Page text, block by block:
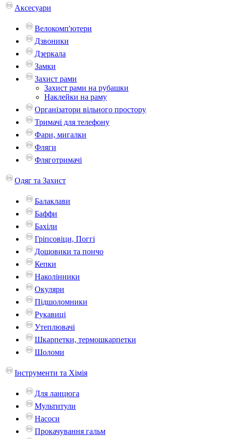
Аксесуари
Велокомп'ютери
Дзвоники
Дзеркала
Замки
Захист рами
Захист рами на рубашки
Наклейки на раму
Організатори вільного простору
Тримачі для телефону
Фари, мигалки
Фляги
Фляготримачі
Одяг та Захист
Балаклави
Баффи
Бахіли
Гріпсовіци, Поггі
Дощовики та пончо
Кепки
Наколінники
Окуляри
Підшоломники
Рукавиці
Утеплювачі
Шкарпетки, термошкарпетки
Шоломи
Інструменти та Хімія
Для ланцюга
Мультитули
Насоси
Прокачування гальм